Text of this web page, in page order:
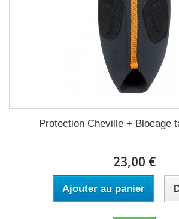
Protection Cheville + Blocage
23,00 €
Ajouter au panier